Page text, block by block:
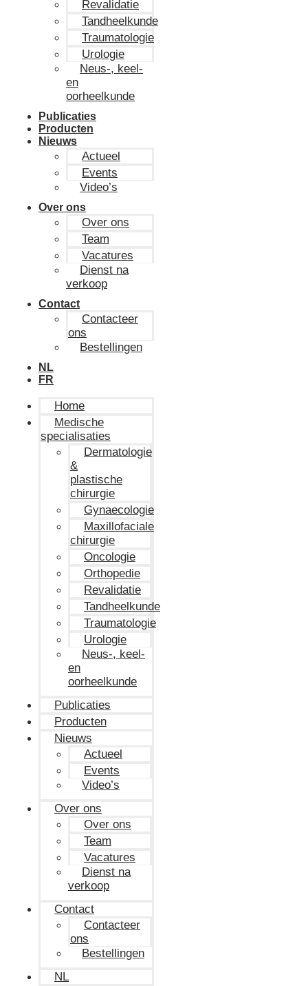
Revalidatie
Tandheelkunde
Traumatologie
Urologie
Neus-, keel-
en
oorheelkunde
Publicaties
Producten
Nieuws
Actueel
Events
Video’s
Over ons
Over ons
Team
Vacatures
Dienst na
verkoop
Contact
Contacteer
ons
Bestellingen
NL
FR
Home
Medische
specialisaties
Dermatologie
&
plastische
chirurgie
Gynaecologie
Maxillofaciale
chirurgie
Oncologie
Orthopedie
Revalidatie
Tandheelkunde
Traumatologie
Urologie
Neus-, keel-
en
oorheelkunde
Publicaties
Producten
Nieuws
Actueel
Events
Video’s
Over ons
Over ons
Team
Vacatures
Dienst na
verkoop
Contact
Contacteer
ons
Bestellingen
NL